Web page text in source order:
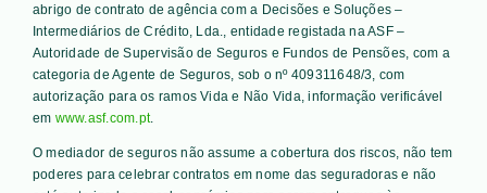
abrigo de contrato de agência com a Decisões e Soluções –
Intermediários de Crédito, Lda., entidade registada na ASF –
Autoridade de Supervisão de Seguros e Fundos de Pensões, com a
categoria de Agente de Seguros, sob o nº 409311648/3, com
autorização para os ramos Vida e Não Vida, informação verificável
em www.asf.com.pt.
O mediador de seguros não assume a cobertura dos riscos, não tem
poderes para celebrar contratos em nome das seguradoras e não